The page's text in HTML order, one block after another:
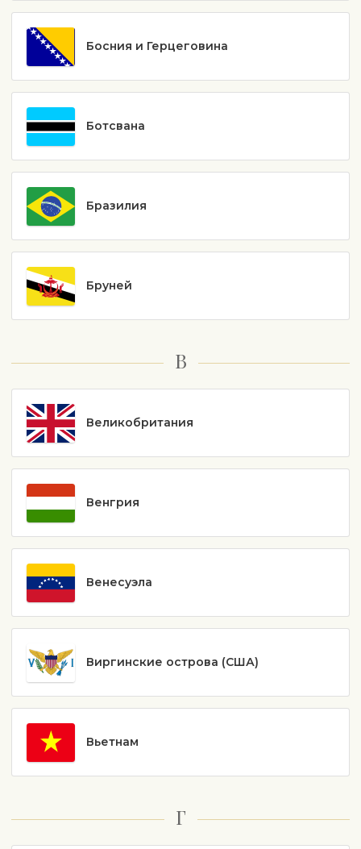
Босния и Герцеговина
Ботсвана
Бразилия
Бруней
В
Великобритания
Венгрия
Венесуэла
Виргинские острова (США)
Вьетнам
Г